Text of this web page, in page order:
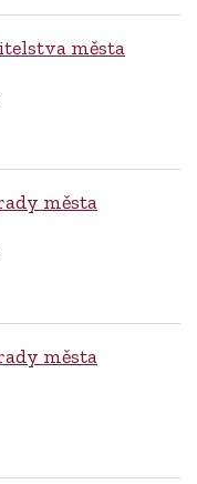
města
města
města